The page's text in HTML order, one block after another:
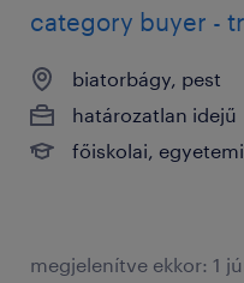
category buyer -
biatorbágy, pest
határozatlan idejű
főiskolai,
megjelenítve ekkor: 1